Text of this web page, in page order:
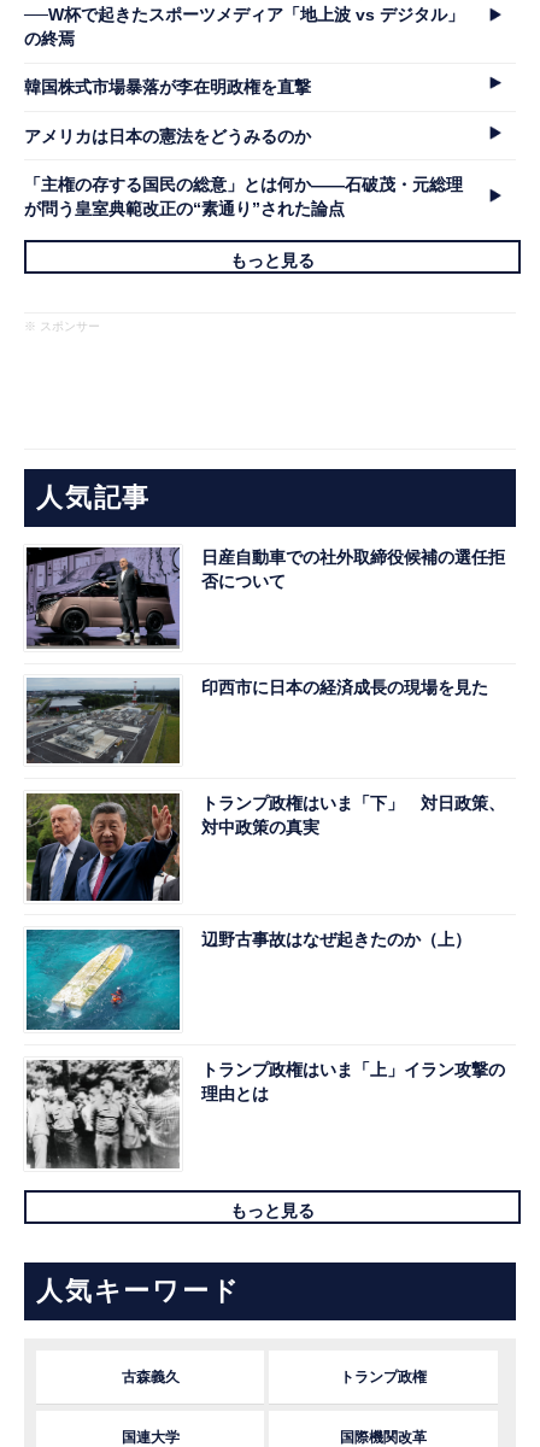
──W杯で起きたスポーツメディア「地上波 vs デジタル」
の終焉
韓国株式市場暴落が李在明政権を直撃
アメリカは日本の憲法をどうみるのか
「主権の存する国民の総意」とは何か――石破茂・元総理
が問う皇室典範改正の“素通り”された論点
もっと見る
※ スポンサー
人気記事
日産自動車での社外取締役候補の選任拒
否について
印西市に日本の経済成長の現場を見た
トランプ政権はいま「下」 対日政策、
対中政策の真実
辺野古事故はなぜ起きたのか（上）
トランプ政権はいま「上」イラン攻撃の
理由とは
もっと見る
人気キーワード
古森義久 トランプ政権
国連大学 国際機関改革